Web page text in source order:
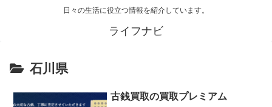
日々の生活に役立つ情報を紹介しています。
ライフナビ
石川県
古銭買取の買取プレミアム